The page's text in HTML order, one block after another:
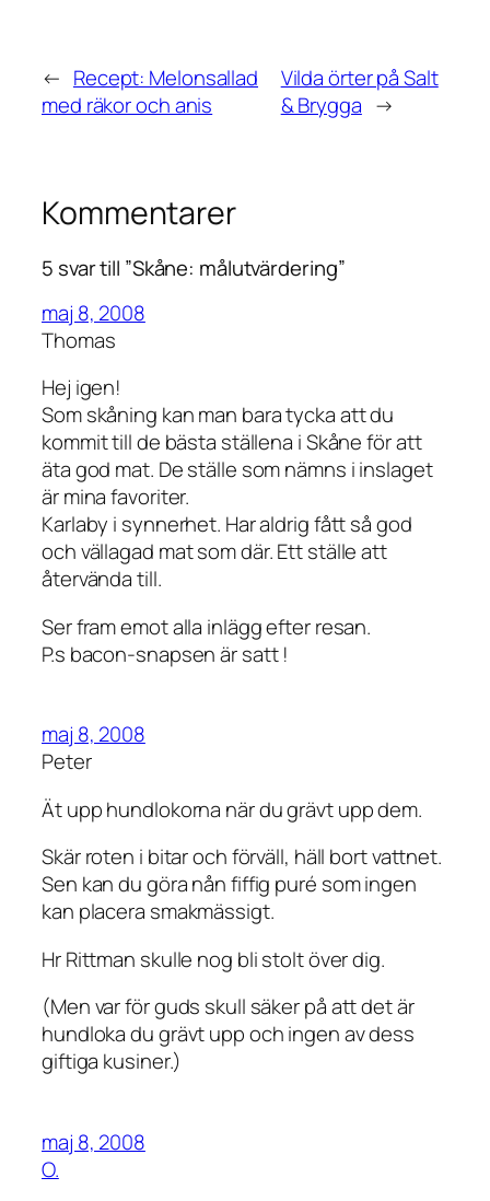
← Recept: Melonsallad
med räkor och anis
Vilda örter på Salt
& Brygga →
Kommentarer
5 svar till ”Skåne: målutvärdering”
maj 8, 2008
Thomas
Hej igen!
Som skåning kan man bara tycka att du
kommit till de bästa ställena i Skåne för att
äta god mat. De ställe som nämns i inslaget
är mina favoriter.
Karlaby i synnerhet. Har aldrig fått så god
och vällagad mat som där. Ett ställe att
återvända till.
Ser fram emot alla inlägg efter resan.
P.s bacon-snapsen är satt !
maj 8, 2008
Peter
Ät upp hundlokorna när du grävt upp dem.
Skär roten i bitar och förväll, häll bort vattnet.
Sen kan du göra nån fiffig puré som ingen
kan placera smakmässigt.
Hr Rittman skulle nog bli stolt över dig.
(Men var för guds skull säker på att det är
hundloka du grävt upp och ingen av dess
giftiga kusiner.)
maj 8, 2008
O.